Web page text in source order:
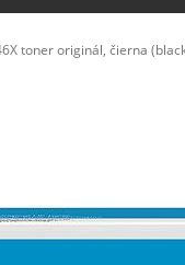
toner originál, čierna